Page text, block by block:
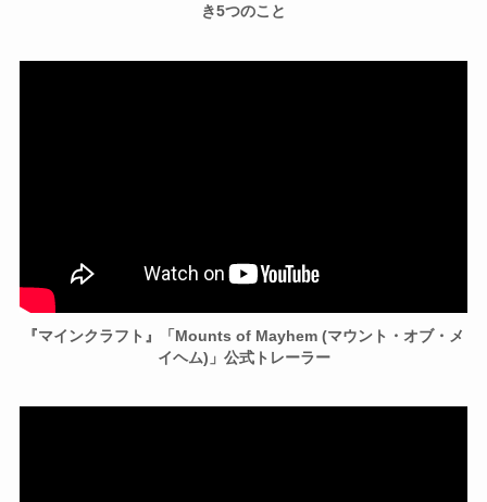
き5つのこと
『マインクラフト』「Mounts of Mayhem (マウント・オブ・メ
イヘム)」公式トレーラー